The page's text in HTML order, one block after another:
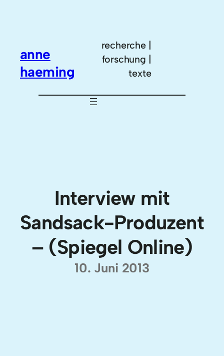
anne
haeming
recherche |
forschung |
texte
Interview mit
Sandsack-Produzent
– (Spiegel Online)
10. Juni 2013